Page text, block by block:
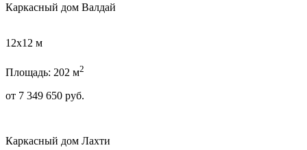
Каркасный дом Валдай
12х12 м
Площадь: 202 м2
от 7 349 650 руб.
Каркасный дом Лахти